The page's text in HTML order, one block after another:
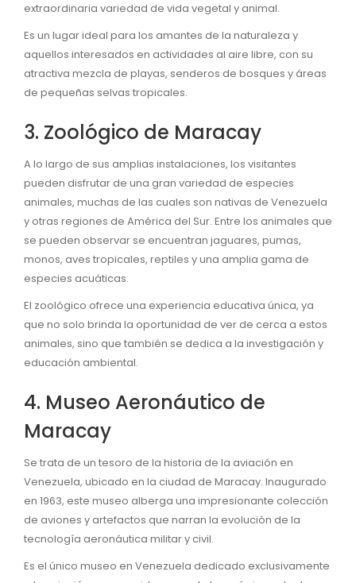
extraordinaria variedad de vida vegetal y animal.
Es un lugar ideal para los amantes de la naturaleza y
aquellos interesados en actividades al aire libre, con su
atractiva mezcla de playas, senderos de bosques y áreas
de pequeñas selvas tropicales.
3. Zoológico de Maracay
A lo largo de sus amplias instalaciones, los visitantes
pueden disfrutar de una gran variedad de especies
animales, muchas de las cuales son nativas de Venezuela
y otras regiones de América del Sur. Entre los animales que
se pueden observar se encuentran jaguares, pumas,
monos, aves tropicales, reptiles y una amplia gama de
especies acuáticas.
El zoológico ofrece una experiencia educativa única, ya
que no solo brinda la oportunidad de ver de cerca a estos
animales, sino que también se dedica a la investigación y
educación ambiental.
4. Museo Aeronáutico de
Maracay
Se trata de un tesoro de la historia de la aviación en
Venezuela, ubicado en la ciudad de Maracay. Inaugurado
en 1963, este museo alberga una impresionante colección
de aviones y artefactos que narran la evolución de la
tecnología aeronáutica militar y civil.
Es el único museo en Venezuela dedicado exclusivamente